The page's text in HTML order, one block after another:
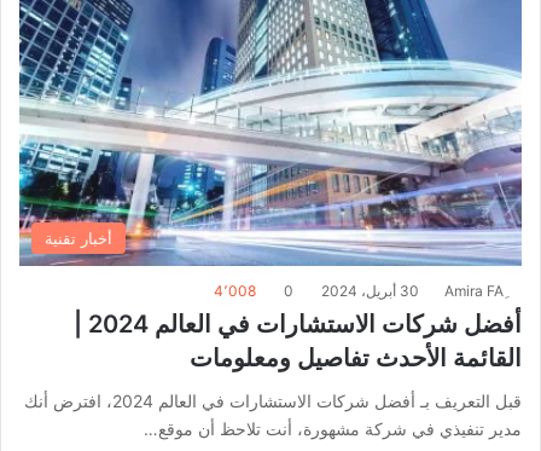
أخبار تقنية
30 أبريل، 2024 0 4٬008
القائمة الأحدث تفاصيل ومعلومات
قبل التعريف بـ أفضل شركات الاستشارات في العالم 2024، افترض أنك
مدير تنفيذي في شركة مشهورة، أنت تلاحظ أن موقع…